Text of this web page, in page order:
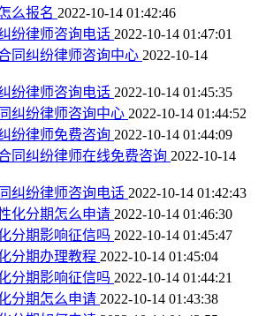
么报名 2022-10-14 01:42:46
纷律师咨询电话 2022-10-14 01:47:01
同纠纷律师咨询中心 2022-10-14
纷律师咨询电话 2022-10-14 01:45:35
纠纷律师咨询中心 2022-10-14 01:44:52
纷律师免费咨询 2022-10-14 01:44:09
同纠纷律师在线免费咨询 2022-10-14
纠纷律师咨询电话 2022-10-14 01:42:43
化分期怎么申请 2022-10-14 01:46:30
分期影响征信吗 2022-10-14 01:45:47
分期办理教程 2022-10-14 01:45:04
分期影响征信吗 2022-10-14 01:44:21
分期怎么申请 2022-10-14 01:43:38